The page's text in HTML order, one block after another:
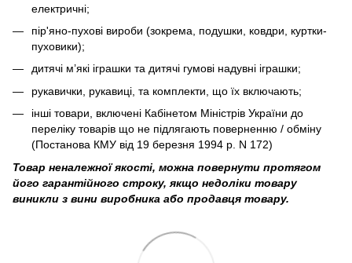
електричні;
пір'яно-пухові вироби (зокрема, подушки, ковдри, куртки-
пуховики);
дитячі м’які іграшки та дитячі гумові надувні іграшки;
рукавички, рукавиці, та комплекти, що їх включають;
інші товари, включені Кабінетом Міністрів України до
переліку товарів що не підлягають поверненню / обміну
(Постанова КМУ від 19 березня 1994 р. N 172)
Товар неналежної якості, можна повернути протягом
його гарантійного строку, якщо недоліки товару
виникли з вини виробника або продавця товару.